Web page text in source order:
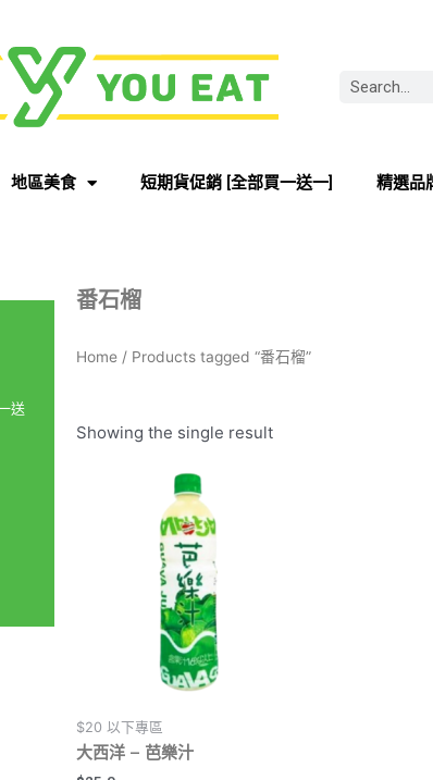
地區美食 短期貨促銷 [全部買一送一] 精選品
送
番石榴
Home / Products tagged “番石榴”
Showing the single result
$20 以下專區
大西洋 – 芭樂汁